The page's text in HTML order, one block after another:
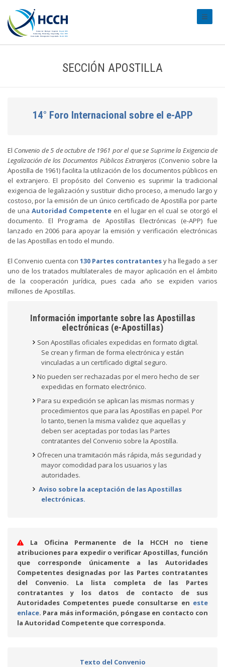
SECCIÓN APOSTILLA
14° Foro Internacional sobre el e-APP
El Convenio de 5 de octubre de 1961 por el que se Suprime la Exigencia de
Legalización de los Documentos Públicos Extranjeros (Convenio sobre la
Apostilla de 1961) facilita la utilización de los documentos públicos en
el extranjero. El propósito del Convenio es suprimir la tradicional
exigencia de legalización y sustituir dicho proceso, a menudo largo y
costoso, por la emisión de un único certificado de Apostilla por parte
de una Autoridad Competenteen el lugar en el cual se otorgó el
documento. El Programa de Apostillas Electrónicas (e-APP) fue
lanzado en 2006 para apoyar la emisión y verificación electrónicas
de las Apostillas en todo el mundo.
El Convenio cuenta con 130 Partes contratantesy ha llegado a ser
uno de los tratados multilaterales de mayor aplicación en el ámbito
de la cooperación jurídica, pues cada año se expiden varios
millones de Apostillas.
Información importante sobre las Apostillas
electrónicas (e-Apostillas)
Son Apostillas oficiales expedidas en formato digital.
Se crean y firman de forma electrónica y están
vinculadas a un certificado digital seguro.
No pueden ser rechazadas por el mero hecho de ser
expedidas en formato electrónico.
Para su expedición se aplican las mismas normas y
procedimientos que para las Apostillas en papel. Por
lo tanto, tienen la misma validez que aquellas y
deben ser aceptadas por todas las Partes
contratantes del Convenio sobre la Apostilla.
Ofrecen una tramitación más rápida, más seguridad y
mayor comodidad para los usuarios y las
autoridades.
Aviso sobre la aceptación de las Apostillas
electrónicas.
La Oficina Permanente de la HCCH no tiene
atribuciones para expedir o verificar Apostillas, función
que corresponde únicamente a las Autoridades
Competentes designadas por las Partes contratantes
del Convenio. La lista completa de las Partes
contratantes y los datos de contacto de sus
Autoridades Competentes puede consultarse en este
enlace. Para más información, póngase en contacto con
la Autoridad Competente que corresponda.
Texto del Convenio